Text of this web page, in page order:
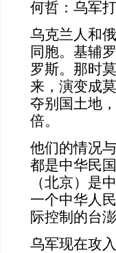
何哲：乌军
乌克兰人和
同胞。基辅
罗斯。那时
来，演变成
夺别国土地
倍。
他们的情况
都是中华民
（北京）是
一个中华人
际控制的台
乌军现在攻